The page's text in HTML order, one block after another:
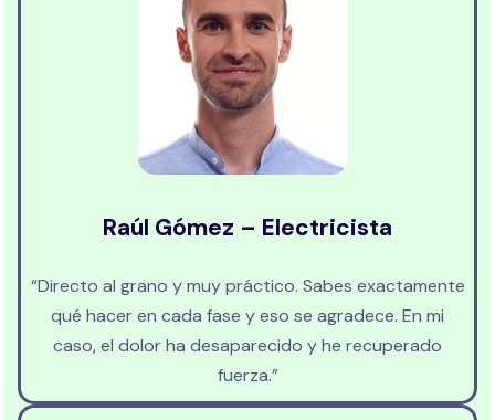
Raúl Gómez – Electricista
“Directo al grano y muy práctico. Sabes exactamente
qué hacer en cada fase y eso se agradece. En mi
caso, el dolor ha desaparecido y he recuperado
fuerza.”